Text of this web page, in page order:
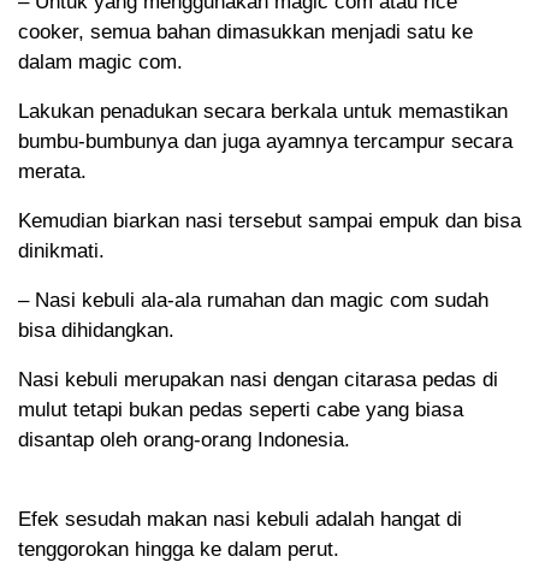
cooker, semua bahan dimasukkan menjadi satu ke
dalam magic com.
Lakukan penadukan secara berkala untuk memastikan
bumbu-bumbunya dan juga ayamnya tercampur secara
merata.
Kemudian biarkan nasi tersebut sampai empuk dan bisa
dinikmati.
– Nasi kebuli ala-ala rumahan dan magic com sudah
bisa dihidangkan.
Nasi kebuli merupakan nasi dengan citarasa pedas di
mulut tetapi bukan pedas seperti cabe yang biasa
disantap oleh orang-orang Indonesia.
Efek sesudah makan nasi kebuli adalah hangat di
tenggorokan hingga ke dalam perut.